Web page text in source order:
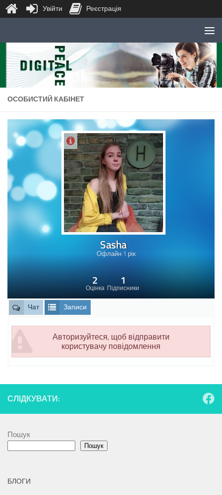
Skip to content
ОСОБИСТИЙ КАБІНЕТ
Sasha
Офлайн 1 рік
Оцінка
2
Підписники
1
Чат Записи
Авторизуйтеся, щоб відправити
користувачу повідомлення
СЛІДКУВАТИ:
Пошук
Пошук
БЛОГИ
Увійти Реєстрація